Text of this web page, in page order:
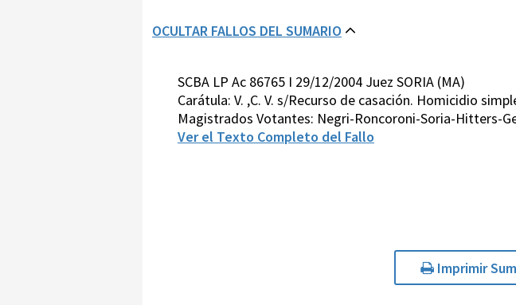
OCULTAR FALLOS DEL SUMARIO
SCBA LP Ac 86765 I 29/12/2004 Juez SORIA (MA)
Carátula: V. ,C. V. s/Recurso de casación. Homicidio
Magistrados Votantes: Negri-Roncoroni-Soria-Hitters-
Ver el Texto Completo del Fallo
Imprimir